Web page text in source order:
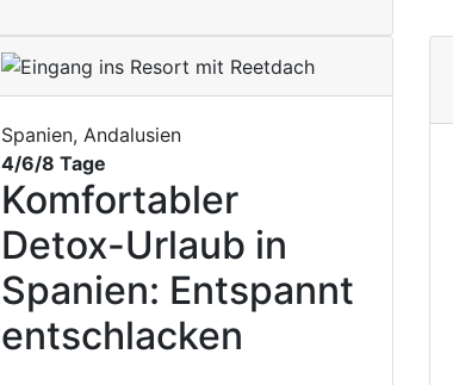
Spanien, Andalusien
4/6/8 Tage
Komfortabler
Detox-Urlaub in
Spanien: Entspannt
entschlacken